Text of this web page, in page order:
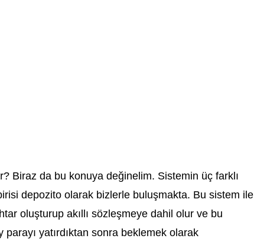
Biraz da bu konuya değinelim. Sistemin üç farklı
depozito olarak bizlerle buluşmakta. Bu sistem ile
oluşturup akıllı sözleşmeye dahil olur ve bu
parayı yatırdıktan sonra beklemek olarak